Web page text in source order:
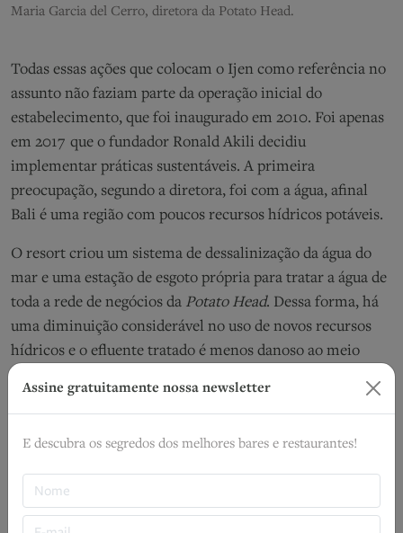
Maria Garcia del Cerro, diretora da Potato Head.
Todas essas ações que colocam o Ijen como referência no
assunto não faziam parte da operação inicial do
estabelecimento, que foi inaugurado em 2010. Foi apenas
em 2017 que o fundador Ronald Akili decidiu
implementar práticas sustentáveis. A primeira
preocupação, segundo a diretora, foi com a água, afinal
Bali é uma região com poucos recursos hídricos potáveis.
O resort criou um sistema de dessalinização da água do
mar e uma estação de esgoto própria para tratar a água de
toda a rede de negócios da Potato Head. Dessa forma, há
uma diminuição considerável no uso de novos recursos
hídricos e o efluente tratado é menos danoso ao meio
comprometimento contínuo com a qualidade do serviço.
Assine gratuitamente nossa newsletter
E descubra os segredos dos melhores bares e restaurantes!